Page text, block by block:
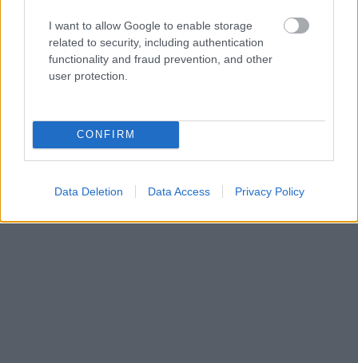
I want to allow Google to enable storage
related to security, including authentication
functionality and fraud prevention, and other
user protection.
CONFIRM
Data Deletion Data Access Privacy Policy
Megosztom Facebookon
Ez is érdekelhet